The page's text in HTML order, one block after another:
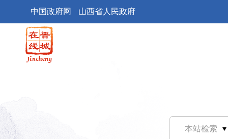
中国政府网 山西省人民政府
本站检索